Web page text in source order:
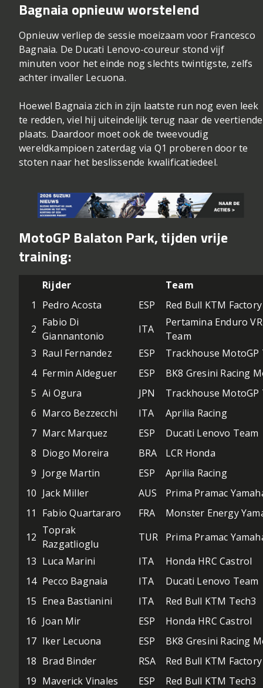
Bagnaia opnieuw worstelend
Opnieuw verliep de sessie moeizaam voor Francesco
Bagnaia. De Ducati Lenovo-coureur stond vijf
minuten voor het einde nog slechts twintigste, zelfs
achter invaller Lecuona.
Hoewel Bagnaia zich in zijn laatste run nog even leek
te redden, viel hij uiteindelijk terug naar de veertiende
plaats. Daardoor moet ook de tweevoudig
wereldkampioen zaterdag via Q1 proberen door te
stoten naar het beslissende kwalificatiedeel.
MotoGP Balaton Park, tijden vrije
training:
Rijder
Team
1
Pedro Acosta ESP
Red Bull KTM
2
Fabio Di
Giannantonio
ITA
Pertamina Enduro
Team
3 Raul Fernandez ESP
Trackhouse MotoGP
4 Fermin Aldeguer ESP
BK8 Gresini Racing
5 Ai Ogura JPN
Trackhouse MotoGP
6 Marco Bezzecchi ITA
Aprilia Racing
7 Marc Marquez ESP
Ducati Lenovo Team
8 Diogo Moreira BRA
LCR Honda
9 Jorge Martin ESP
Aprilia Racing
10 Jack Miller AUS
Prima Pramac
11
Fabio Quartararo FRA
Monster Energy
12
Toprak
Razgatlioglu
TUR
Prima Pramac
13 Luca Marini ITA
Honda HRC Castrol
14 Pecco Bagnaia ITA
Ducati Lenovo Team
15 Enea Bastianini ITA
Red Bull KTM Tech3
16 Joan Mir ESP
Honda HRC Castrol
17 Iker Lecuona ESP
BK8 Gresini Racing
18 Brad Binder RSA
Red Bull KTM
19 Maverick Vinales ESP
Red Bull KTM Tech3